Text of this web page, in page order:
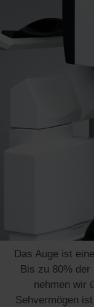
Ihre
Herzlich
–
An 4 Standorten
bieten wir
augenärztlicher
ambulanten
Straße
Operationen
Das Auge ist
Bis zu 80% der
nehmen wir
Sehvermögen